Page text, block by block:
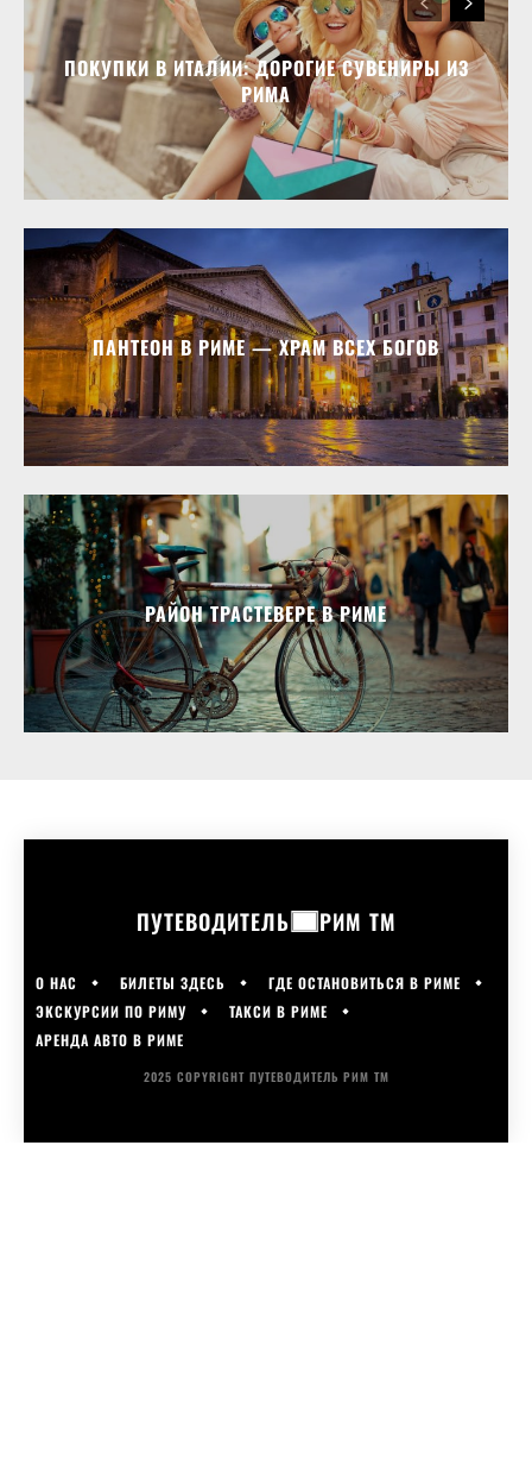
ПОКУПКИ В ИТАЛИИ: ДОРОГИЕ СУВЕНИРЫ ИЗ
РИМА
ПАНТЕОН В РИМЕ — ХРАМ ВСЕХ БОГОВ
РАЙОН ТРАСТЕВЕРЕ В РИМЕ
ПУТЕВОДИТЕЛЬ РИМ ТМ
О НАС БИЛЕТЫ ЗДЕСЬ
ГДЕ ОСТАНОВИТЬСЯ В РИМЕ
ЭКСКУРСИИ ПО РИМУ
ТАКСИ В РИМЕ
АРЕНДА АВТО В РИМЕ
2025 COPYRIGHT ПУТЕВОДИТЕЛЬ РИМ ТМ